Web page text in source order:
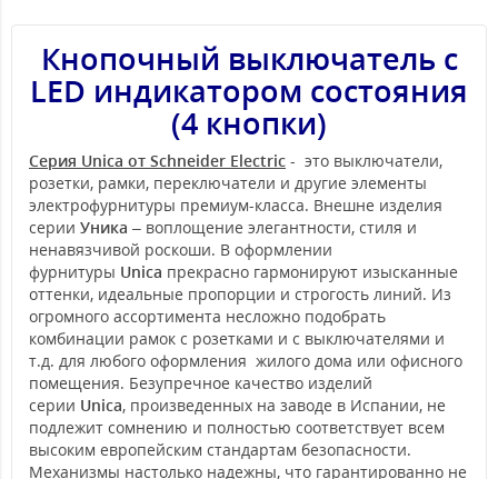
Кнопочный выключатель с
LED индикатором состояния
(4 кнопки)
Серия Unica от Schneider Electric - это выключатели,
розетки, рамки, переключатели и другие элементы
электрофурнитуры премиум-класса. Внешне изделия
серии Уника – воплощение элегантности, стиля и
ненавязчивой роскоши. В оформлении
фурнитуры Unica прекрасно гармонируют изысканные
оттенки, идеальные пропорции и строгость линий. Из
огромного ассортимента несложно подобрать
комбинации рамок с розетками и с выключателями и
т.д. для любого оформления жилого дома или офисного
помещения. Безупречное качество изделий
серии Unica, произведенных на заводе в Испании, не
подлежит сомнению и полностью соответствует всем
высоким европейским стандартам безопасности.
Механизмы настолько надежны, что гарантированно не